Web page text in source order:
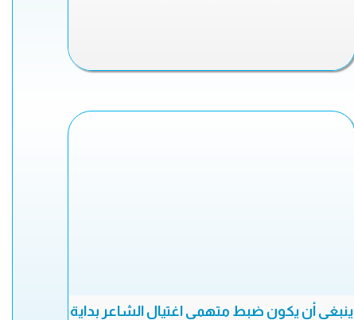
ينبغي أن يكون ضبط متهمي اغتيال الشاعر بداية